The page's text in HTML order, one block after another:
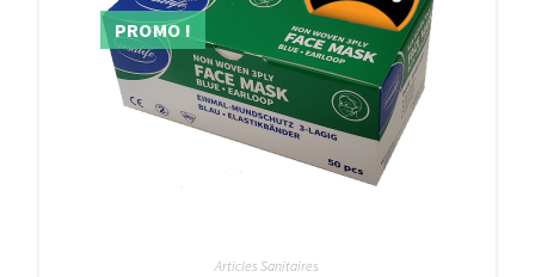
PROMO !
Articles Sanitaires